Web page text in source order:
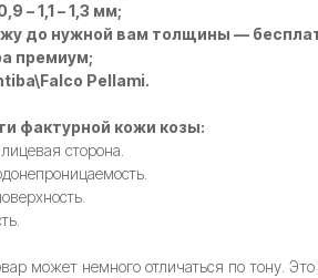
– 1,1 – 1,3 мм;
до нужной вам толщины —
премиум;
Pellami.
фактурной кожи козы:
сторона.
может немного отличаться по тону. Это